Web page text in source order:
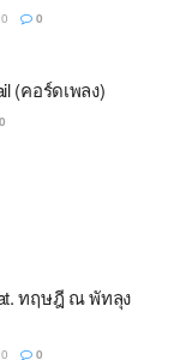
0
(คอร์ดเพลง)
0
ทฤษฎี ณ พัทลุง
0